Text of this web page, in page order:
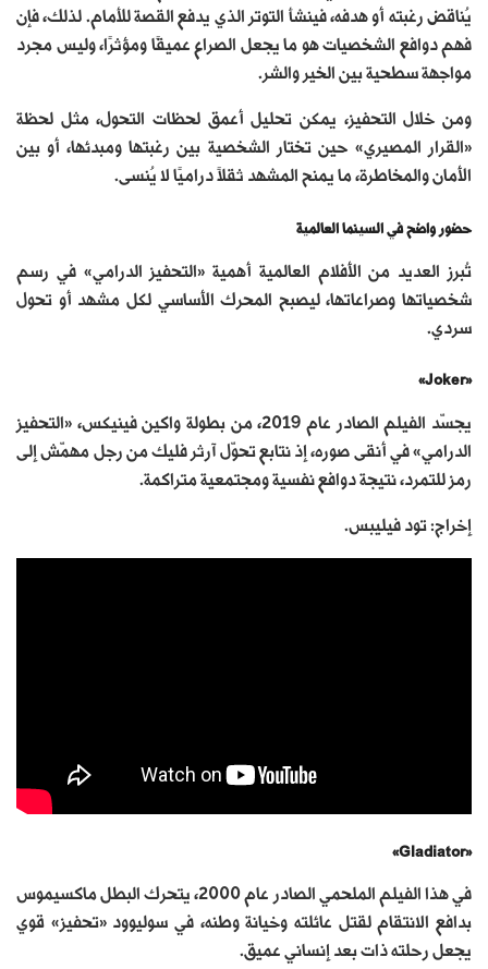
يُناقض رغبته أو هدفه، فينشأ التوتر الذي يدفع القصة للأمام. لذلك، فإن
فهم دوافع الشخصيات هو ما يجعل الصراع عميقًا ومؤثرًا، وليس مجرد
مواجهة سطحية بين الخير والشر.
ومن خلال التحفيز، يمكن تحليل أعمق لحظات التحول، مثل لحظة
«القرار المصيري» حين تختار الشخصية بين رغبتها ومبدئها، أو بين
الأمان والمخاطرة، ما يمنح المشهد ثقلاً دراميًا لا يُنسى.
حضور واضح في السينما العالمية
تُبرز العديد من الأفلام العالمية أهمية «التحفيز الدرامي» في رسم
شخصياتها وصراعاتها، ليصبح المحرك الأساسي لكل مشهد أو تحول
سردي.
«Joker»
يجسّد الفيلم الصادر عام 2019، من بطولة واكين فينيكس، «التحفيز
الدرامي» في أنقى صوره، إذ نتابع تحوّل آرثر فليك من رجل مهمّش إلى
رمز للتمرد، نتيجة دوافع نفسية ومجتمعية متراكمة.
إخراج: تود فيليبس.
«Gladiator»
في هذا الفيلم الملحمي الصادر عام 2000، يتحرك البطل ماكسيموس
بدافع الانتقام لقتل عائلته وخيانة وطنه، في سوليوود «تحفيز» قوي
يجعل رحلته ذات بعد إنساني عميق.